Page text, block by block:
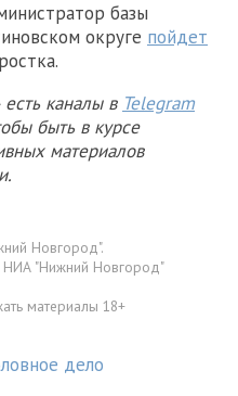
базы
округе пойдет
каналы в Telegram
быть в курсе
материалов
Новгород".
НИА "Нижний Новгород"
материалы 18+
дело